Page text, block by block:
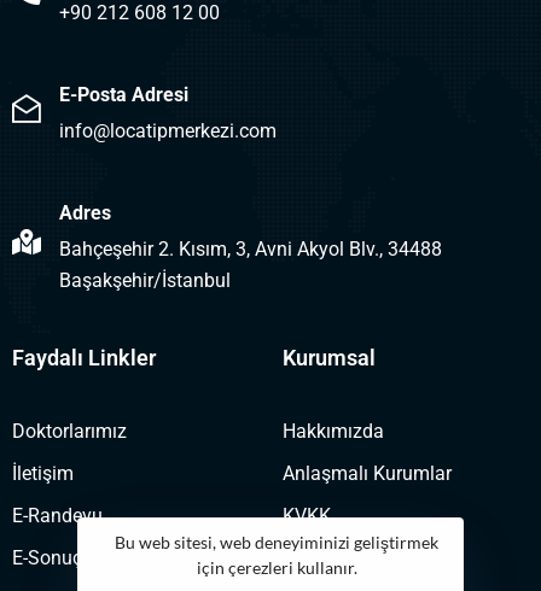
+90 212 608 12 00
E-Posta Adresi
info@locatipmerkezi.com
Adres
Bahçeşehir 2. Kısım, 3, Avni Akyol Blv., 34488
Başakşehir/İstanbul
Faydalı Linkler
Doktorlarımız
İletişim
E-Randevu
E-Sonuç
Kurumsal
Hakkımızda
Anlaşmalı Kurumlar
KVKK
Bu web sitesi, web deneyiminizi geliştirmek
için çerezleri kullanır.